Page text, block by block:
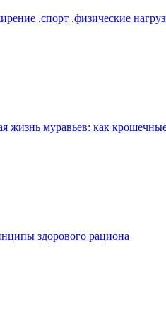
,спорт ,физические
жизнь муравьев: как
здорового рациона